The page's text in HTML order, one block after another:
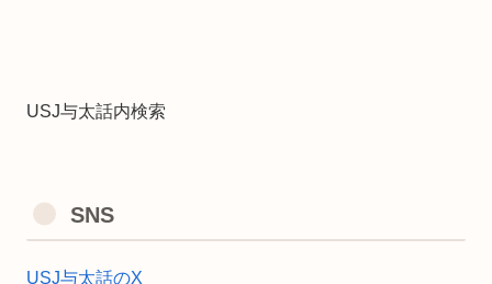
USJ与太話内検索
SNS
USJ与太話のX